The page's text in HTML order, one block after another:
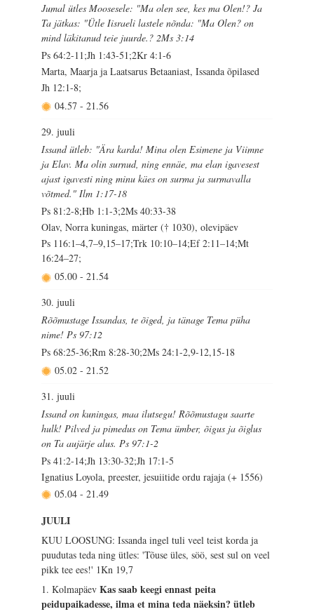
Jumal ütles Moosesele: "Ma olen see, kes ma Olen!? Ja
Ta jätkas: "Ütle Iisraeli lastele nõnda: "Ma Olen? on
mind läkitanud teie juurde.? 2Ms 3:14
Ps 64:2-11;Jh 1:43-51;2Kr 4:1-6
Marta, Maarja ja Laatsarus Betaaniast, Issanda õpilased
Jh 12:1-8;
04.57 - 21.56
29. juuli
Issand ütleb: "Ära karda! Mina olen Esimene ja Viimne
ja Elav. Ma olin surnud, ning ennäe, ma elan igavesest
ajast igavesti ning minu käes on surma ja surmavalla
võtmed." Ilm 1:17-18
Ps 81:2-8;Hb 1:1-3;2Ms 40:33-38
Olav, Norra kuningas, märter († 1030), olevipäev
Ps 116:1–4,7–9,15–17;Trk 10:10–14;Ef 2:11–14;Mt
16:24–27;
05.00 - 21.54
30. juuli
Rõõmustage Issandas, te õiged, ja tänage Tema püha
nime! Ps 97:12
Ps 68:25-36;Rm 8:28-30;2Ms 24:1-2,9-12,15-18
05.02 - 21.52
31. juuli
Issand on kuningas, maa ilutsegu! Rõõmustagu saarte
hulk! Pilved ja pimedus on Tema ümber, õigus ja õiglus
on Ta aujärje alus. Ps 97:1-2
Ps 41:2-14;Jh 13:30-32;Jh 17:1-5
Ignatius Loyola, preester, jesuiitide ordu rajaja (+ 1556)
05.04 - 21.49
JUULI
KUU LOOSUNG: Issanda ingel tuli veel teist korda ja
puudutas teda ning ütles: 'Tõuse üles, söö, sest sul on veel
pikk tee ees!' 1Kn 19,7
1. KolmapäevKas saab keegi ennast peita
peidupaikadesse, ilma et mina teda näeksin? ütleb